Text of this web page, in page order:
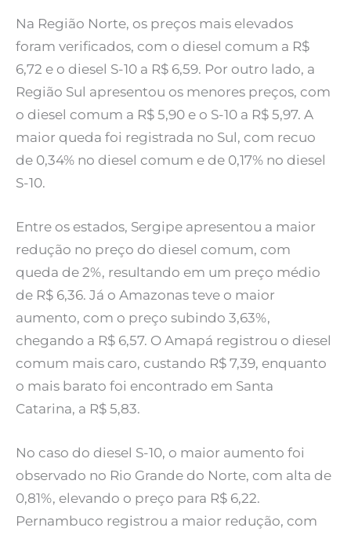
Na Região Norte, os preços mais elevados
foram verificados, com o diesel comum a R$
6,72 e o diesel S-10 a R$ 6,59. Por outro lado, a
Região Sul apresentou os menores preços, com
o diesel comum a R$ 5,90 e o S-10 a R$ 5,97. A
maior queda foi registrada no Sul, com recuo
de 0,34% no diesel comum e de 0,17% no diesel
S-10.
Entre os estados, Sergipe apresentou a maior
redução no preço do diesel comum, com
queda de 2%, resultando em um preço médio
de R$ 6,36. Já o Amazonas teve o maior
aumento, com o preço subindo 3,63%,
chegando a R$ 6,57. O Amapá registrou o diesel
comum mais caro, custando R$ 7,39, enquanto
o mais barato foi encontrado em Santa
Catarina, a R$ 5,83.
No caso do diesel S-10, o maior aumento foi
observado no Rio Grande do Norte, com alta de
0,81%, elevando o preço para R$ 6,22.
Pernambuco registrou a maior redução, com